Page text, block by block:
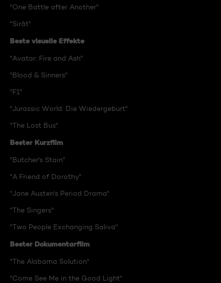
"One Battle after Another"
"Sirāt"
Beste visuelle Effekte
"Avatar: Fire and Ash"
"Blood & Sinners"
"F1"
"Jurassic World: Die Wiedergeburt"
"The Lost Bus"
Bester Kurzfilm
"Butcher's Stain"
"A Friend of Dorothy"
"Jane Austen's Period Drama"
"The Singers"
"Two People Exchanging Saliva"
Bester Dokumentarfilm
"The Alabama Solution"
"Come See Me in the Good Light"